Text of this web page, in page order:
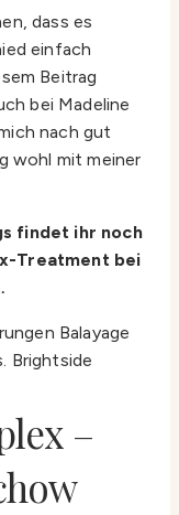
dass es
einfach
Beitrag
bei Madeline
nach gut
wohl mit meiner
findet ihr noch
Treatment bei
–